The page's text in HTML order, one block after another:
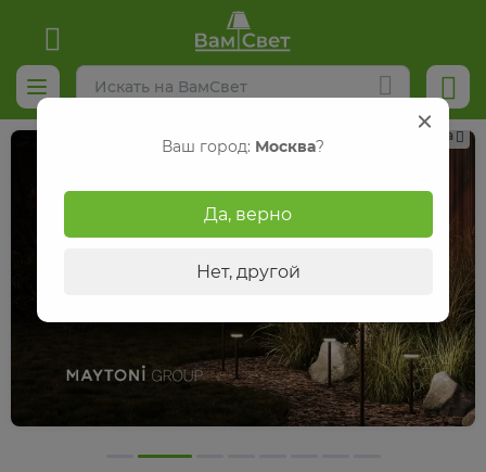
Реклама
Ваш город: Москва?
Да, верно
Нет, другой